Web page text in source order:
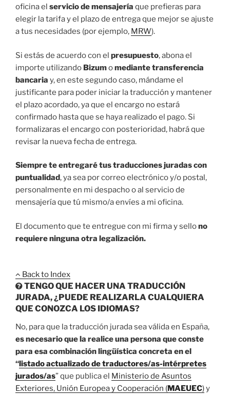
oficina el servicio de mensajería que prefieras para
elegir la tarifa y el plazo de entrega que mejor se ajuste
a tus necesidades (por ejemplo, MRW).
Si estás de acuerdo con el presupuesto, abona el
importe utilizando Bizumomediante transferencia
bancaria y, en este segundo caso, mándame el
justificante para poder iniciar la traducción y mantener
el plazo acordado, ya que el encargo no estará
confirmado hasta que se haya realizado el pago. Si
formalizaras el encargo con posterioridad, habrá que
revisar la nueva fecha de entrega.
Siempre te entregaré tus traducciones juradas con
puntualidad, ya sea por correo electrónico y/o postal,
personalmente en mi despacho o al servicio de
mensajería que tú mismo/a envíes a mi oficina.
El documento que te entregue con mi firma y sellono
requiere ninguna otra legalización.
Back to Index
TENGO QUE HACER UNA TRADUCCIÓN
JURADA, ¿PUEDE REALIZARLA CUALQUIERA
QUE CONOZCA LOS IDIOMAS?
No, para que la traducción jurada sea válida en España,
es necesario que la realice una persona que conste
para esa combinación lingüística concreta en el
“listado actualizado de traductores/as-intérpretes
jurados/as” que publica el Ministerio de Asuntos
Exteriores, Unión Europea y Cooperación (MAEUEC)y